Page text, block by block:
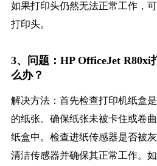
如果打印头仍然无法正常工作，
打印头。
3、问题：HP OfficeJet R80xi
么办？
解决方法：首先检查打印机纸盒
的纸张。确保纸张未被卡住或卷
纸盒中。检查进纸传感器是否被
清洁传感器并确保其正常工作。